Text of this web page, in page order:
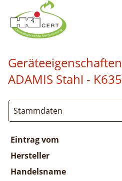
ADAMIS Stahl -
Stammdaten
Eintrag vom
Hersteller
Handelsname